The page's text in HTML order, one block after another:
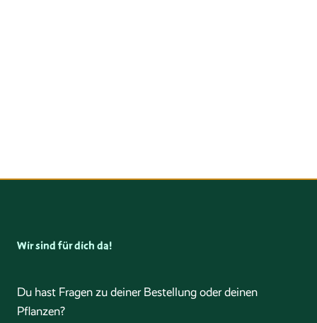
Wir sind für dich da!
Du hast Fragen zu deiner Bestellung oder deinen
Pflanzen?